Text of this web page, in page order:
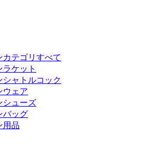
カテゴリすべて
ケット
シャトルコック
ウェア
シューズ
バッグ
用品